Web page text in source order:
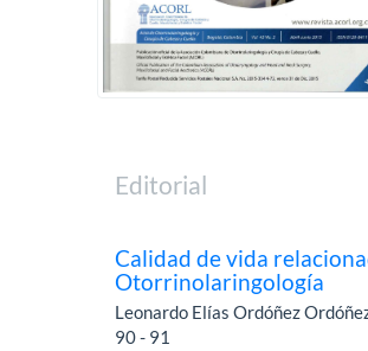
Editorial
Calidad de vida
Otorrinolaringología
Leonardo Elías Ordóñez
90 - 91